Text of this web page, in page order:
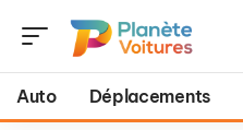
Auto Déplacements